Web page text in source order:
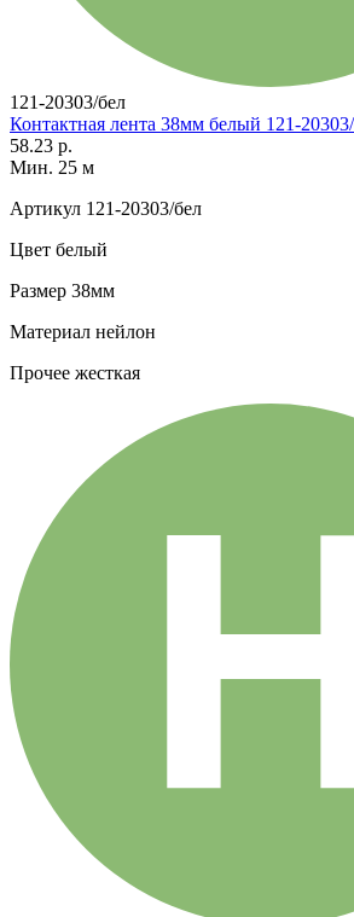
121-20303/бел
Контактная лента 38мм белый 121-
58.23 р.
Мин. 25 м
Артикул 121-20303/бел
Цвет белый
Размер 38мм
Материал нейлон
Прочее жесткая